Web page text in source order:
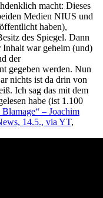
macht: Dieses
Medien NIUS und
haben),
des Spiegel. Dann
Inhalt war geheim (und)
der
gegeben werden. Nun
nichts ist da drin von
Ich sag das mit dem
habe (ist 1.100
– Joachim
14.5., via YT,